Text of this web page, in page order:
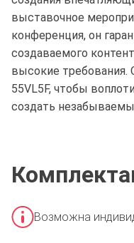
выставочное
конференция, он
создаваемого
высокие требования.
55VL5F, чтобы
создать
Возможна